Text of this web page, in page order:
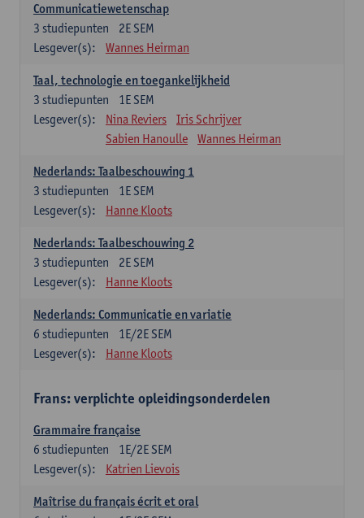
Communicatiewetenschap
2E SEM
3 studiepunten
Lesgever(s):
Wannes Heirman
Taal, technologie en toegankelijkheid
1E SEM
3 studiepunten
Lesgever(s):
Nina Reviers
Iris Schrijver
Sabien Hanoulle
Wannes Heirman
Nederlands: Taalbeschouwing 1
1E SEM
3 studiepunten
Lesgever(s):
Hanne Kloots
Nederlands: Taalbeschouwing 2
2E SEM
3 studiepunten
Lesgever(s):
Hanne Kloots
Nederlands: Communicatie en variatie
1E/2E SEM
6 studiepunten
Lesgever(s):
Hanne Kloots
Frans: verplichte opleidingsonderdelen
Grammaire française
1E/2E SEM
6 studiepunten
Lesgever(s):
Katrien Lievois
Maîtrise du français écrit et oral